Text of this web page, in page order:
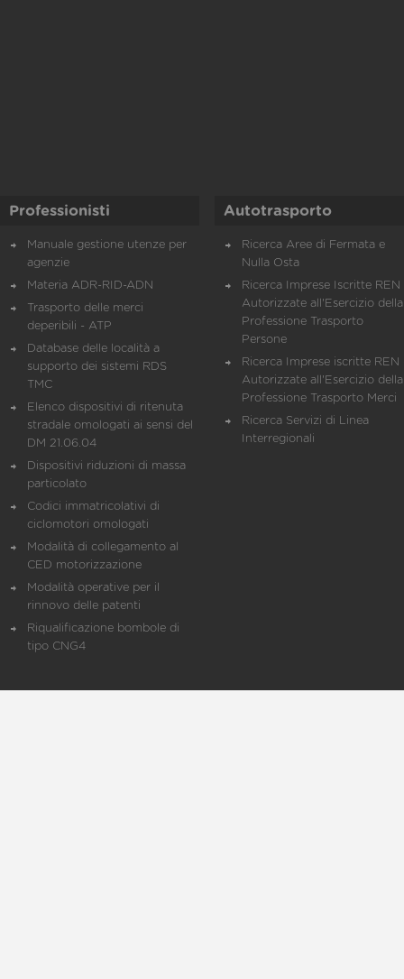
Professionisti
Manuale gestione utenze per
agenzie
Materia ADR-RID-ADN
Trasporto delle merci
deperibili - ATP
Database delle località a
supporto dei sistemi RDS
TMC
Elenco dispositivi di ritenuta
stradale omologati ai sensi del
DM 21.06.04
Dispositivi riduzioni di massa
particolato
Codici immatricolativi di
ciclomotori omologati
Modalità di collegamento al
CED motorizzazione
Modalità operative per il
rinnovo delle patenti
Riqualificazione bombole di
tipo CNG4
Autotrasporto
Ricerca Aree di Fermata e
Nulla Osta
Ricerca Imprese Iscritte REN
Autorizzate all'Esercizio della
Professione Trasporto
Persone
Ricerca Imprese iscritte REN
Autorizzate all'Esercizio della
Professione Trasporto Merci
Ricerca Servizi di Linea
Interregionali